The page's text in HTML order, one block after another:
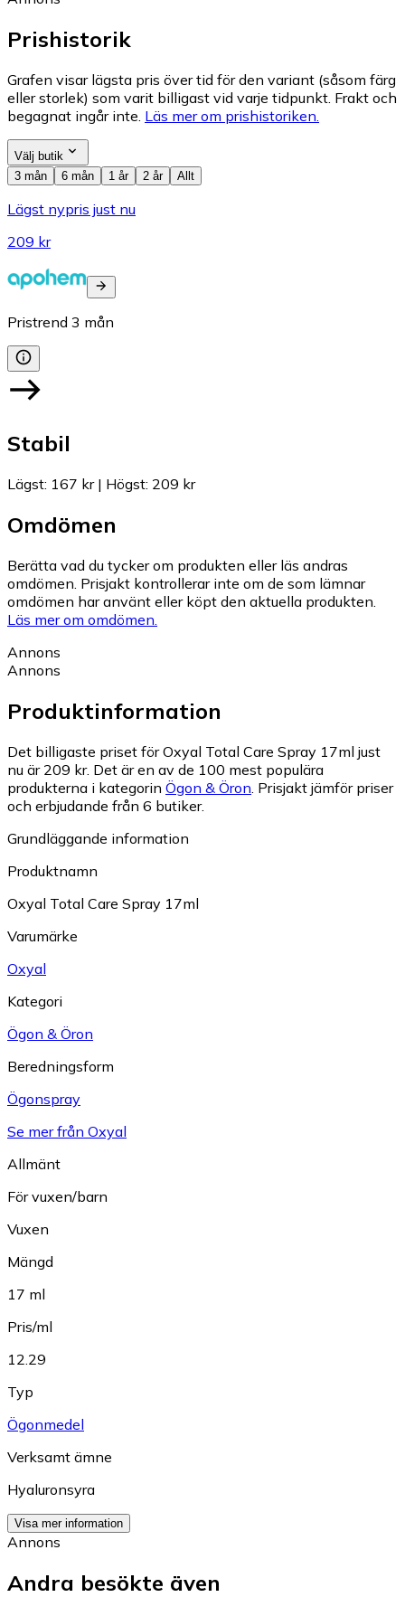
Prishistorik
Grafen visar lägsta pris över tid för den variant (såsom färg
eller storlek) som varit billigast vid varje tidpunkt. Frakt och
begagnat ingår inte. Läs mer om prishistoriken.
Välj butik
3 mån
6 mån 1 år 2 år Allt
Lägst nypris just nu
209 kr
Pristrend 3 mån
Stabil
Lägst: 167 kr| Högst: 209 kr
Omdömen
Berätta vad du tycker om produkten eller läs andras
omdömen. Prisjakt kontrollerar inte om de som lämnar
omdömen har använt eller köpt den aktuella produkten.
Läs mer om omdömen.
Annons
Annons
Produktinformation
Det billigaste priset för Oxyal Total Care Spray 17ml just
nu är 209 kr. Det är en av de 100 mest populära
produkterna i kategorin Ögon & Öron Prisjakt jämför priser
och erbjudande från 6 butiker.
Grundläggande information
Produktnamn
Oxyal Total Care Spray 17ml
Varumärke
Oxyal
Kategori
Ögon & Öron
Beredningsform
Ögonspray
Se mer från Oxyal
Allmänt
För vuxen/barn
Vuxen
Mängd
17 ml
Pris/ml
12.29
Typ
Ögonmedel
Verksamt ämne
Hyaluronsyra
Visa mer information
Annons
Andra besökte även